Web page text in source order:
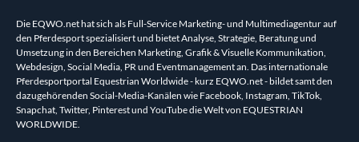
Die EQWO.net hat sich als Full-Service Marketing- und Multimediagentur auf
den Pferdesport spezialisiert und bietet Analyse, Strategie, Beratung und
Umsetzung in den Bereichen Marketing, Grafik & Visuelle Kommunikation,
Webdesign, Social Media, PR und Eventmanagement an. Das internationale
Pferdesportportal Equestrian Worldwide - kurz EQWO.net - bildet samt den
dazugehörenden Social-Media-Kanälen wie Facebook, Instagram, TikTok,
Snapchat, Twitter, Pinterest und YouTube die Welt von EQUESTRIAN
WORLDWIDE.